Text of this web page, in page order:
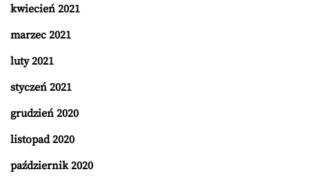
kwiecień 2021
marzec 2021
luty 2021
styczeń 2021
grudzień 2020
listopad 2020
październik 2020